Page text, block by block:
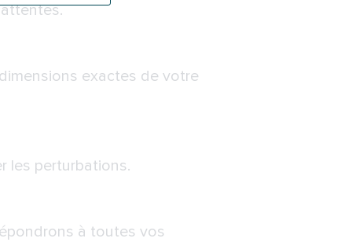
exactes de votre
les perturbations.
à toutes vos